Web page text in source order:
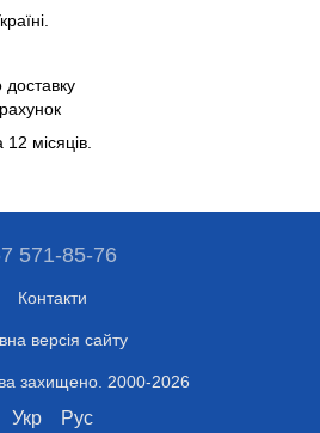
доставку
місяців.
571-85-76
Контакти
версія сайту
захищено. 2000-2026
Укр Рус